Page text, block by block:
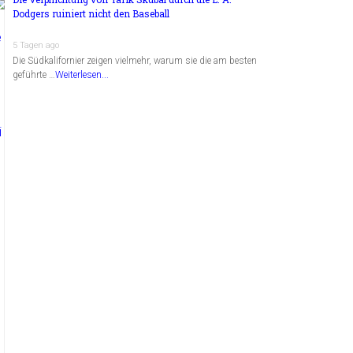
Dodgers ruiniert nicht den Baseball
5 Tagen ago
Die Südkalifornier zeigen vielmehr, warum sie die am besten
geführte …Weiterlesen...